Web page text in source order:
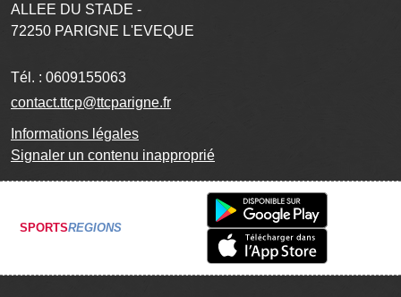
ALLEE DU STADE -
72250 PARIGNE L'EVEQUE
Tél. : 0609155063
contact.ttcp@ttcparigne.fr
Informations légales
Signaler un contenu inapproprié
SPORTSREGIONS